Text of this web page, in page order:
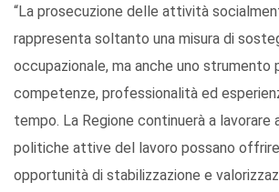
“La prosecuzione delle attività
rappresenta soltanto una misura di
occupazionale, ma anche uno strumento
competenze, professionalità ed
tempo. La Regione continuerà a lavorare
politiche attive del lavoro possano
opportunità di stabilizzazione e